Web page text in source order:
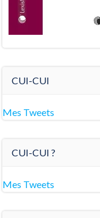
CUI-CUI
Mes Tweets
CUI-CUI ?
Mes Tweets